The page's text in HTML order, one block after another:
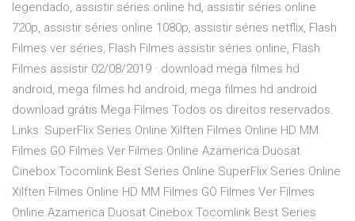
legendado, assistir séries online hd, assistir séries online
720p, assistir séries online 1080p, assistir séries netflix, Flash
Filmes ver séries, Flash Filmes assistir séries online, Flash
Filmes assistir 02/08/2019 · download mega filmes hd
android, mega filmes hd android, mega filmes hd android
download grátis Mega Filmes Todos os direitos reservados.
Links: SuperFlix Series Online Xilften Filmes Online HD MM
Filmes GO Filmes Ver Filmes Online Azamerica Duosat
Cinebox Tocomlink Best Series Online SuperFlix Series Online
Xilften Filmes Online HD MM Filmes GO Filmes Ver Filmes
Online Azamerica Duosat Cinebox Tocomlink Best Series